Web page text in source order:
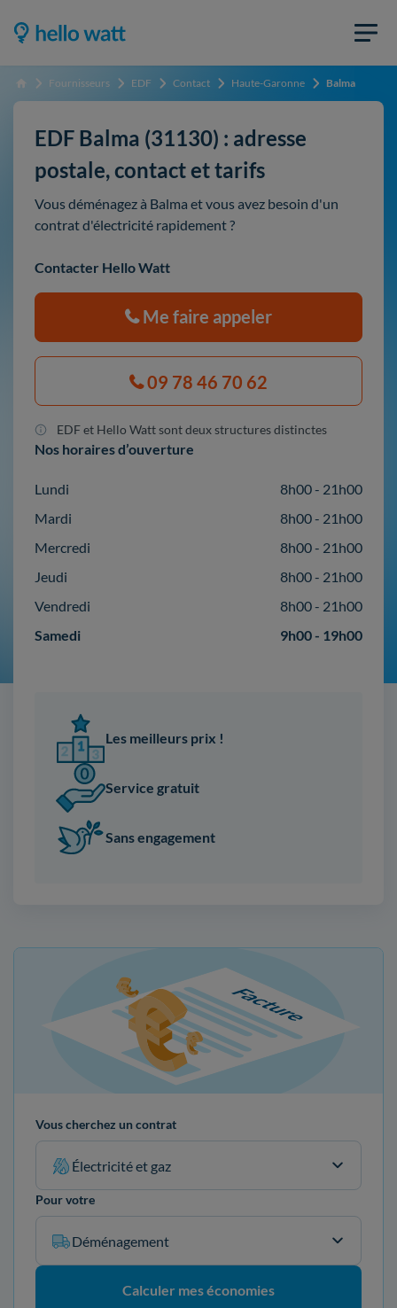
Accueil Fournisseurs EDF Contact Haute-Garonne Balma
EDF Balma (31130) : adresse
postale, contact et tarifs
Vous déménagez à Balma et vous avez besoin d'un
contrat d'électricité rapidement ?
Contacter Hello Watt
Me faire appeler
09 78 46 70 62
EDF et Hello Watt sont deux structures distinctes
Nos horaires d’ouverture
Lundi
8h00 - 21h00
Mardi
8h00 - 21h00
Mercredi
8h00 - 21h00
Jeudi
8h00 - 21h00
Vendredi
8h00 - 21h00
Samedi
9h00 - 19h00
Les meilleurs prix !
Service gratuit
Sans engagement
Vous cherchez un contrat
Électricité et gaz
Pour votre
Déménagement
Calculer mes économies